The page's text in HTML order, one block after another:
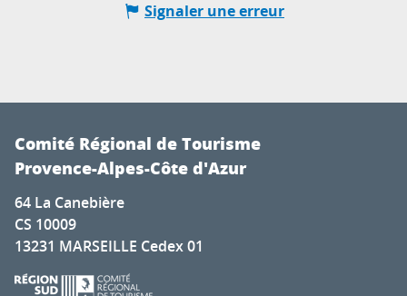
Signaler une erreur
Comité Régional de Tourisme
Provence-Alpes-Côte d'Azur
64 La Canebière
CS 10009
13231 MARSEILLE Cedex 01